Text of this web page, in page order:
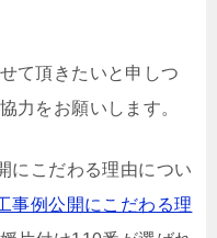
て頂きたいと申しつ
力をお願いします。
にこだわる理由につい
事例公開にこだわる理